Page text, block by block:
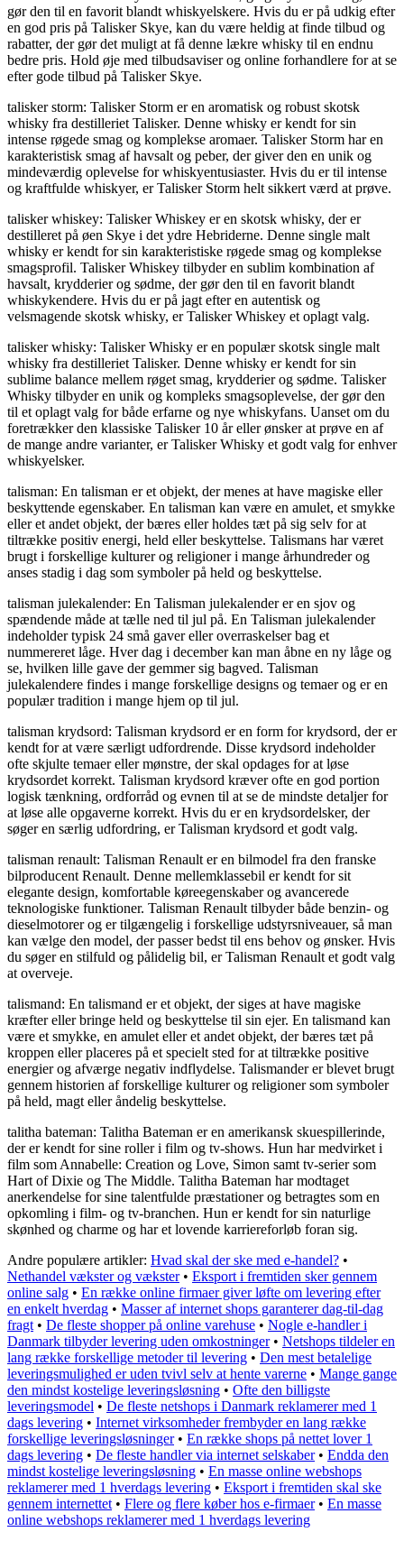
gør den til en favorit blandt whiskyelskere. Hvis du er på udkig efter
en god pris på Talisker Skye, kan du være heldig at finde tilbud og
rabatter, der gør det muligt at få denne lækre whisky til en endnu
bedre pris. Hold øje med tilbudsaviser og online forhandlere for at se
efter gode tilbud på Talisker Skye.
talisker storm: Talisker Storm er en aromatisk og robust skotsk
whisky fra destilleriet Talisker. Denne whisky er kendt for sin
intense røgede smag og komplekse aromaer. Talisker Storm har en
karakteristisk smag af havsalt og peber, der giver den en unik og
mindeværdig oplevelse for whiskyentusiaster. Hvis du er til intense
og kraftfulde whiskyer, er Talisker Storm helt sikkert værd at prøve.
talisker whiskey: Talisker Whiskey er en skotsk whisky, der er
destilleret på øen Skye i det ydre Hebriderne. Denne single malt
whisky er kendt for sin karakteristiske røgede smag og komplekse
smagsprofil. Talisker Whiskey tilbyder en sublim kombination af
havsalt, krydderier og sødme, der gør den til en favorit blandt
whiskykendere. Hvis du er på jagt efter en autentisk og
velsmagende skotsk whisky, er Talisker Whiskey et oplagt valg.
talisker whisky: Talisker Whisky er en populær skotsk single malt
whisky fra destilleriet Talisker. Denne whisky er kendt for sin
sublime balance mellem røget smag, krydderier og sødme. Talisker
Whisky tilbyder en unik og kompleks smagsoplevelse, der gør den
til et oplagt valg for både erfarne og nye whiskyfans. Uanset om du
foretrækker den klassiske Talisker 10 år eller ønsker at prøve en af
de mange andre varianter, er Talisker Whisky et godt valg for enhver
whiskyelsker.
talisman: En talisman er et objekt, der menes at have magiske eller
beskyttende egenskaber. En talisman kan være en amulet, et smykke
eller et andet objekt, der bæres eller holdes tæt på sig selv for at
tiltrække positiv energi, held eller beskyttelse. Talismans har været
brugt i forskellige kulturer og religioner i mange århundreder og
anses stadig i dag som symboler på held og beskyttelse.
talisman julekalender: En Talisman julekalender er en sjov og
spændende måde at tælle ned til jul på. En Talisman julekalender
indeholder typisk 24 små gaver eller overraskelser bag et
nummereret låge. Hver dag i december kan man åbne en ny låge og
se, hvilken lille gave der gemmer sig bagved. Talisman
julekalendere findes i mange forskellige designs og temaer og er en
populær tradition i mange hjem op til jul.
talisman krydsord: Talisman krydsord er en form for krydsord, der er
kendt for at være særligt udfordrende. Disse krydsord indeholder
ofte skjulte temaer eller mønstre, der skal opdages for at løse
krydsordet korrekt. Talisman krydsord kræver ofte en god portion
logisk tænkning, ordforråd og evnen til at se de mindste detaljer for
at løse alle opgaverne korrekt. Hvis du er en krydsordelsker, der
søger en særlig udfordring, er Talisman krydsord et godt valg.
talisman renault: Talisman Renault er en bilmodel fra den franske
bilproducent Renault. Denne mellemklassebil er kendt for sit
elegante design, komfortable køreegenskaber og avancerede
teknologiske funktioner. Talisman Renault tilbyder både benzin- og
dieselmotorer og er tilgængelig i forskellige udstyrsniveauer, så man
kan vælge den model, der passer bedst til ens behov og ønsker. Hvis
du søger en stilfuld og pålidelig bil, er Talisman Renault et godt valg
at overveje.
talismand: En talismand er et objekt, der siges at have magiske
kræfter eller bringe held og beskyttelse til sin ejer. En talismand kan
være et smykke, en amulet eller et andet objekt, der bæres tæt på
kroppen eller placeres på et specielt sted for at tiltrække positive
energier og afværge negativ indflydelse. Talismander er blevet brugt
gennem historien af forskellige kulturer og religioner som symboler
på held, magt eller åndelig beskyttelse.
talitha bateman: Talitha Bateman er en amerikansk skuespillerinde,
der er kendt for sine roller i film og tv-shows. Hun har medvirket i
film som Annabelle: Creation og Love, Simon samt tv-serier som
Hart of Dixie og The Middle. Talitha Bateman har modtaget
anerkendelse for sine talentfulde præstationer og betragtes som en
opkomling i film- og tv-branchen. Hun er kendt for sin naturlige
skønhed og charme og har et lovende karriereforløb foran sig.
Andre populære artikler: Hvad skal der ske med e-handel? •
Nethandel vækster og vækster• Eksport i fremtiden sker gennem
online salg • En række online firmaer giver løfte om levering efter
en enkelt hverdag • Masser af internet shops garanterer dag-til-dag
fragt • De fleste shopper på online varehuse • Nogle e-handler i
Danmark tilbyder levering uden omkostninger• Netshops tildeler en
lang række forskellige metoder til levering • Den mest betalelige
leveringsmulighed er uden tvivl selv at hente varerne • Mange gange
den mindst kostelige leveringsløsning • Ofte den billigste
leveringsmodel • De fleste netshops i Danmark reklamerer med 1
dags levering • Internet virksomheder frembyder en lang række
forskellige leveringsløsninger• En række shops på nettet lover 1
dags levering • De fleste handler via internet selskaber• Endda den
mindst kostelige leveringsløsning • En masse online webshops
reklamerer med 1 hverdags levering • Eksport i fremtiden skal ske
gennem internettet • Flere og flere køber hos e-firmaer• En masse
online webshops reklamerer med 1 hverdags levering